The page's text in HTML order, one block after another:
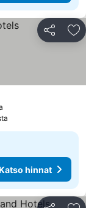
Jaa
hinnat